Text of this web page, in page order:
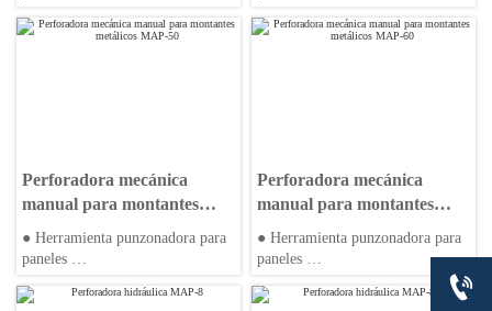
o acero
aluminio
Perforadora mecánica
manual para montantes
metálicos MAP-50
● Herramienta punzonadora para
paneles
o acero
Perforadora mecánica
manual para montantes
metálicos MAP-60
● Herramienta punzonadora para
paneles
● Cuerpo de aleación de aluminio
o acero
